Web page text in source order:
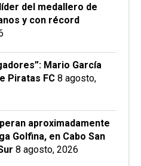
del medallero de
y con récord
Mario García
Piratas FC 8 agosto,
aproximadamente
Golfina, en Cabo San
8 agosto, 2026